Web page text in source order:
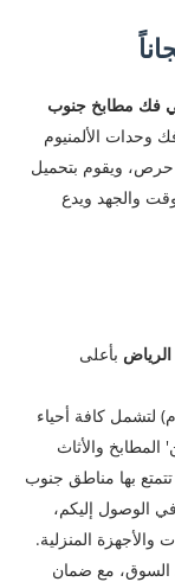
فك مطابخ جنوب
وحدات الألمنيوم
ويقوم بتحميل
والجهد ويدع
بأعلى
لتشمل كافة أحياء
والأثاث
بها مناطق جنوب
الوصول إليكم،
المنزلية.
السوق، مع ضمان